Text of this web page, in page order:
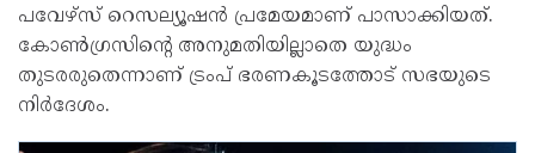
പവേഴ്‌സ് റെസല്യൂഷന്‍ പ്രമേയമാണ് പാസാക്കിയത്.
കോണ്‍ഗ്രസിന്റെ അനുമതിയില്ലാതെ യുദ്ധം
തുടരരുതെന്നാണ് ട്രംപ് ഭരണകൂടത്തോട് സഭയുടെ
നിര്‍ദേശം.